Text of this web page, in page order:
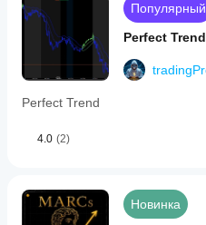
снятии контента по
ущерба и постоянному
связанных с GEKISHIN.
«Уважайте дисциплину.
места для колебаний в
обеспечении.»
to
overcome
emotional
hesitation
during
losses.
can
the
a
percentage
Популярный
Perfect Trend
Perfect Trend
4.0 (2)
Новинка